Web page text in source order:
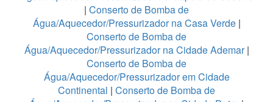
| Conserto de Bomba de
Água/Aquecedor/Pressurizador na Casa Verde|
Conserto de Bomba de
Água/Aquecedor/Pressurizador na Cidade Ademar|
Conserto de Bomba de
Água/Aquecedor/Pressurizador em Cidade
Continental | Conserto de Bomba de